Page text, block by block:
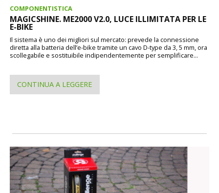
COMPONENTISTICA
MAGICSHINE. ME2000 V2.0, LUCE ILLIMITATA PER LE
E-BIKE
Il sistema è uno dei migliori sul mercato: prevede la connessione
diretta alla batteria dell’e-bike tramite un cavo D-type da 3, 5 mm, ora
scollegabile e sostituibile indipendentemente per semplificare...
CONTINUA A LEGGERE